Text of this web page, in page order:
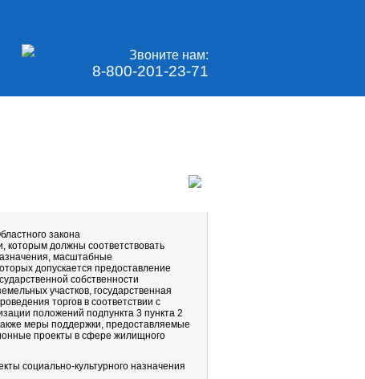
Звоните нам:
8-800-201-23-71
закона
которым должны соответствовать
масштабные
допускается предоставление
собственности
участков, государственная
торгов в соответствии с
положений подпункта 3 пункта 2
меры поддержки, предоставляемые
проекты в сфере жилищного
социально-культурного назначения